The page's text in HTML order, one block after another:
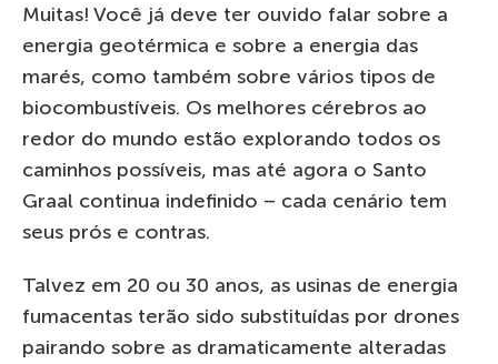
Muitas! Você já deve ter ouvido falar sobre a
energia geotérmica e sobre a energia das
marés, como também sobre vários tipos de
biocombustíveis. Os melhores cérebros ao
redor do mundo estão explorando todos os
caminhos possíveis, mas até agora o Santo
Graal continua indefinido – cada cenário tem
seus prós e contras.
Talvez em 20 ou 30 anos, as usinas de energia
fumacentas terão sido substituídas por drones
pairando sobre as dramaticamente alteradas